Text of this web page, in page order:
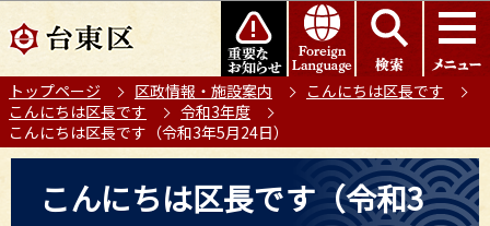
の
ー
ジ
の
このページの本文へ移動
トップページ 区政情報・施設案内
こんにちは区長です
こんにちは区長です
令和3年度
こんにちは区長です（令和3年5月24日）
こんにちは区長です（令和3